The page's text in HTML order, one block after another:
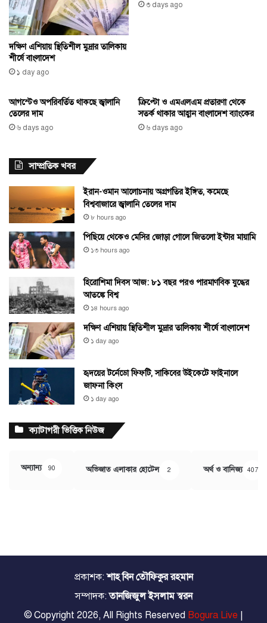
দক্ষিণ এশিয়ায় স্থিতিশীল মুদ্রার তালিকায়
শীর্ষে বাংলাদেশ
১ day ago
৩ days ago
আগস্টেও অপরিবর্তিত থাকছে জ্বালানি
তেলের দাম
৬ days ago
ক্রিপ্টো ও এমএলএম প্রতারণা থেকে
সতর্ক থাকার আহ্বান বাংলাদেশ ব্যাংকের
৬ days ago
সাম্প্রতিক খবর
ইরান-ওমান আলোচনায় অগ্রগতির ইঙ্গিত, কমেছে
বিশ্ববাজারে জ্বালানি তেলের দাম
৮ hours ago
পিছিয়ে থেকেও মেসির জোড়া গোলে জিতলো ইন্টার মায়ামি
১৩ hours ago
হিরোশিমা দিবস আজ: ৮১ বছর পরও পারমাণবিক যুদ্ধের
আতঙ্কে বিশ্ব
১৪ hours ago
দক্ষিণ এশিয়ায় স্থিতিশীল মুদ্রার তালিকায় শীর্ষে বাংলাদেশ
১ day ago
হৃদয়ের টর্নেডো ফিফটি, সাকিবের উইকেটে ফাইনালে
জাফনা কিংস
১ day ago
ক্যাটাগরী ভিত্তিক নিউজ
অন্যান্য 90 অভিজাত এলাকার হোটেল 2 অর্থ ও বানিজ্য 407
প্রকাশক:শাহ বিন তৌফিকুর রহমান
সম্পাদক:তানজিজুল ইসলাম স্বরন
© Copyright 2026, All Rights Reserved Bogura Live |